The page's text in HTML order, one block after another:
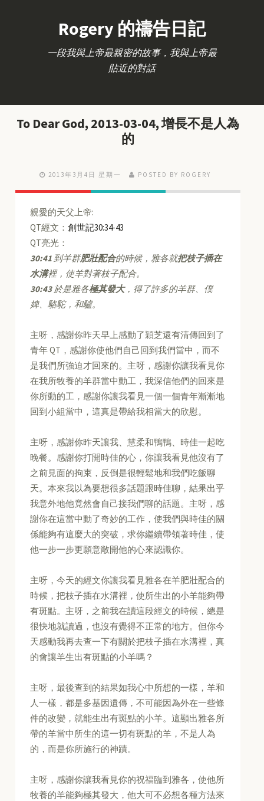
Rogery 的禱告日記
一段我與上帝最親密的故事，我與上帝最
貼近的對話
To Dear God, 2013-03-04, 增長不是人為
的
2013年3月4日 星期一 POSTED BY ROGERY
親愛的天父上帝:
QT經文：創世記30:34-43
QT亮光：
30:41 到羊群肥壯配合的時候，雅各就把枝子插在
水溝裡，使羊對著枝子配合。
30:43於是雅各極其發大，得了許多的羊群、僕
婢、駱駝，和驢。
主呀，感謝你昨天早上感動了穎芝還有清傳回到了
青年 QT，感謝你使他們自己回到我們當中，而不
是我們所強迫才回來的。主呀，感謝你讓我看見你
在我所牧養的羊群當中動工，我深信他們的回來是
你所動的工，感謝你讓我看見一個一個青年漸漸地
回到小組當中，這真是帶給我相當大的欣慰。
主呀，感謝你昨天讓我、慧柔和鴨鴨、時佳一起吃
晚餐。感謝你打開時佳的心，你讓我看見他沒有了
之前見面的拘束，反倒是很輕鬆地和我們吃飯聊
天。本來我以為要想很多話題跟時佳聊，結果出乎
我意外地他竟然會自己接我們聊的話題。主呀，感
謝你在這當中動了奇妙的工作，使我們與時佳的關
係能夠有這麼大的突破，求你繼續帶領著時佳，使
他一步一步更願意敞開他的心來認識你。
主呀，今天的經文你讓我看見雅各在羊肥壯配合的
時候，把枝子插在水溝裡，使所生出的小羊能夠帶
有斑點。主呀，之前我在讀這段經文的時候，總是
很快地就讀過，也沒有覺得不正常的地方。但你今
天感動我再去查一下有關於把枝子插在水溝裡，真
的會讓羊生出有斑點的小羊嗎？
主呀，最後查到的結果如我心中所想的一樣，羊和
人一樣，都是多基因遺傳，不可能因為外在一些條
件的改變，就能生出有斑點的小羊。這顯出雅各所
帶的羊當中所生的這一切有斑點的羊，不是人為
的，而是你所施行的神蹟。
主呀，感謝你讓我看見你的祝福臨到雅各，使他所
牧養的羊能夠極其發大，他大可不必想各種方法來